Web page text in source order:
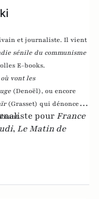
et journaliste. Il vient
sénile du communisme
E-books.
vont les
(Denoël), ou encore
(Grasset) qui dénonce l'
pour France
, Le Matin de